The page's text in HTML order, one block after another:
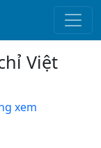
Việt
xem